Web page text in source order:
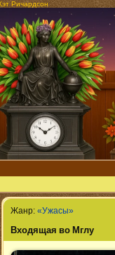
Ричардсон
Жанр: «Ужасы»
Входящая во Мглу